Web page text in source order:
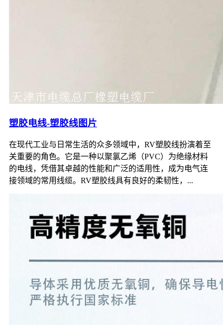
塑胶电线-塑胶线图片
在现代工业与日常生活的众多领域中，RV塑胶线扮演着至
关重要的角色。它是一种以聚氯乙烯（PVC）为绝缘材料
的电线，凭借其卓越的性能和广泛的适用性，成为电气连
接领域的常用线缆。RV塑胶线具有良好的柔韧性，...